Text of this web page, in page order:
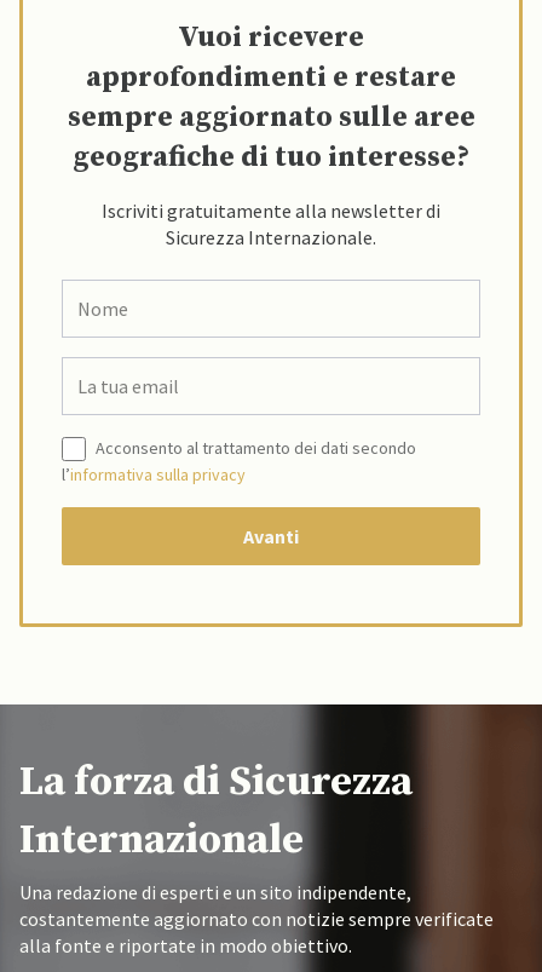
Vuoi ricevere
approfondimenti e restare
sempre aggiornato sulle aree
geografiche di tuo interesse?
Iscriviti gratuitamente alla newsletter di
Sicurezza Internazionale.
Acconsento al trattamento dei dati secondo
l’informativa sulla privacy
La forza di Sicurezza
Internazionale
Una redazione di esperti e un sito indipendente,
costantemente aggiornato con notizie sempre verificate
alla fonte e riportate in modo obiettivo.